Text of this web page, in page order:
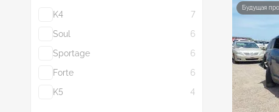
K4
7
Soul
6
Sportage
6
Forte
6
K5
4
Будущая